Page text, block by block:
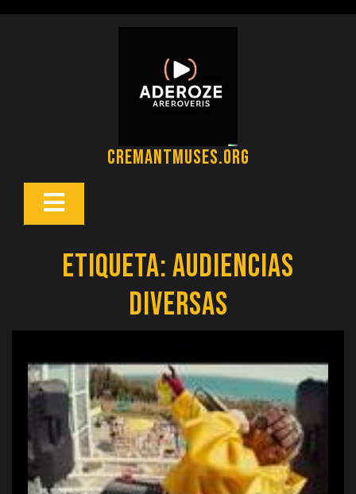
cremantmuses.org
Botón
Etiqueta:audiencias
diversas